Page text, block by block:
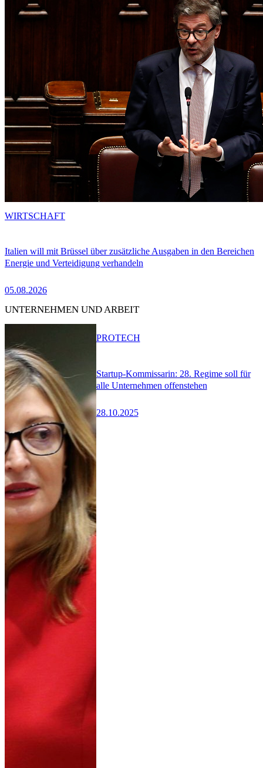
Italien will mit Brüssel über zusätzliche Ausgaben in den Bereichen
Energie und Verteidigung verhandeln
05.08.2026
WIRTSCHAFT
UNTERNEHMEN UND ARBEIT
Startup-Kommissarin: 28. Regime soll für
alle Unternehmen offenstehen
28.10.2025
PROTECH